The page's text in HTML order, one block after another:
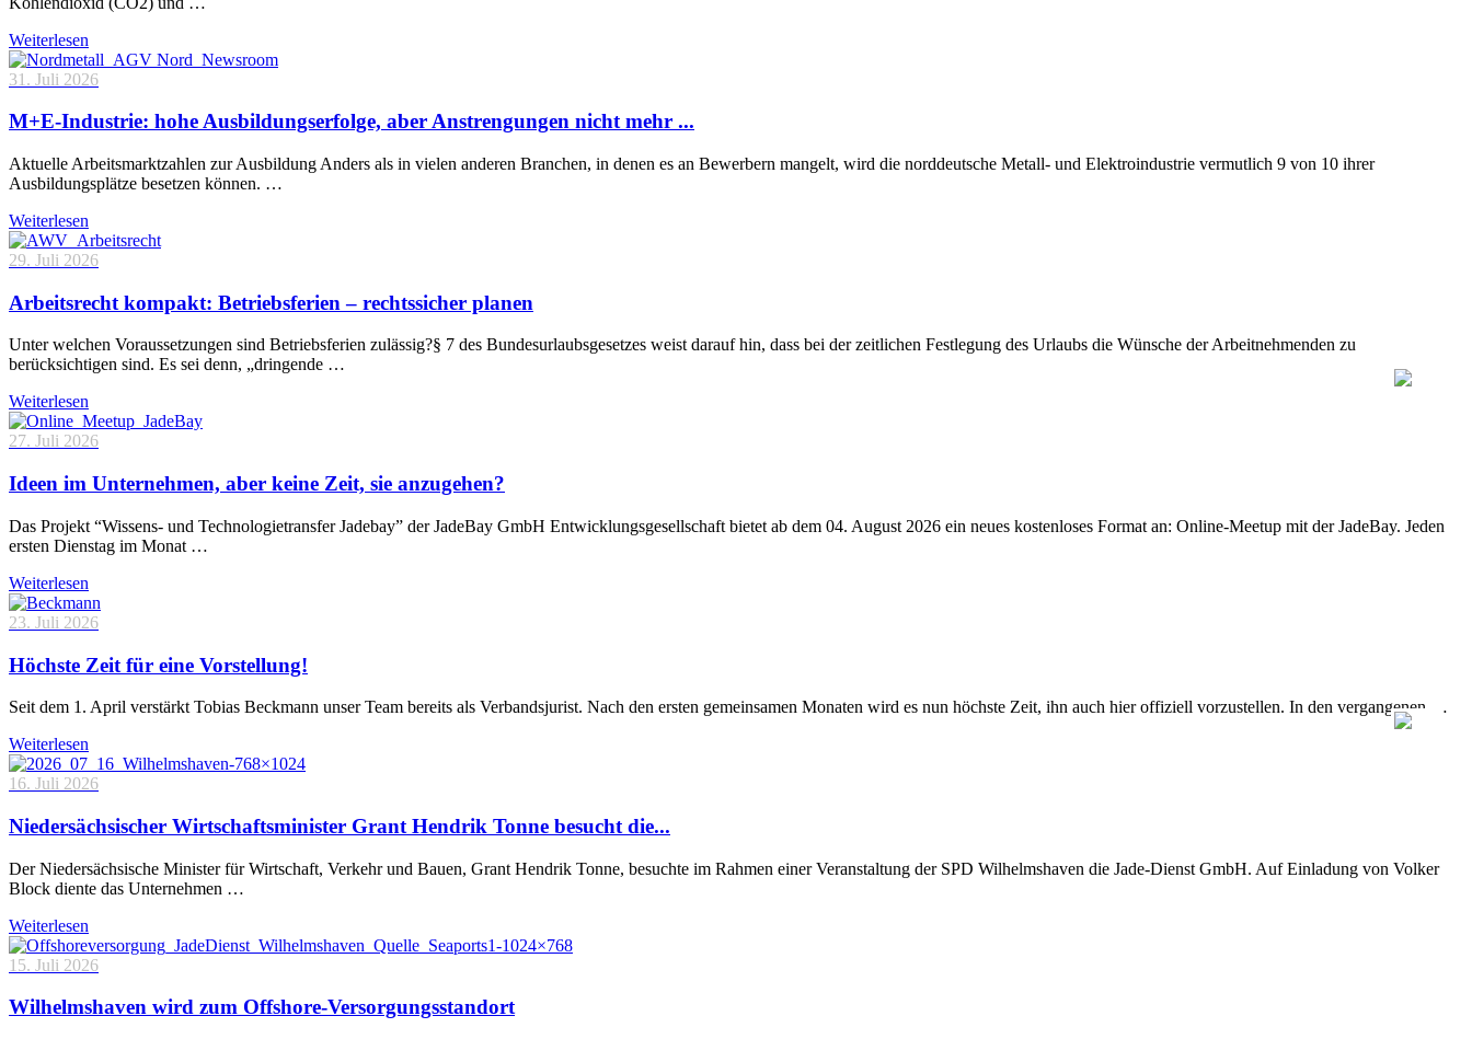
Weiterlesen
31. Juli 2026
M+E-Industrie: hohe Ausbildungserfolge, aber Anstrengungen nicht mehr ...
Aktuelle Arbeitsmarktzahlen zur Ausbildung Anders als in vielen anderen Branchen, in denen es an Bewerbern mangelt, wird die norddeutsche Metall- und Elektroindustrie vermutlich 9 von 10 ihrer
Ausbildungsplätze besetzen können. …
Weiterlesen
29. Juli 2026
Arbeitsrecht kompakt: Betriebsferien – rechtssicher planen
Unter welchen Voraussetzungen sind Betriebsferien zulässig?§ 7 des Bundesurlaubsgesetzes weist darauf hin, dass bei der zeitlichen Festlegung des Urlaubs die Wünsche der Arbeitnehmenden zu
berücksichtigen sind. Es sei denn, „dringende …
Weiterlesen
27. Juli 2026
Ideen im Unternehmen, aber keine Zeit, sie anzugehen?
Das Projekt “Wissens- und Technologietransfer Jadebay” der JadeBay GmbH Entwicklungsgesellschaft bietet ab dem 04. August 2026 ein neues kostenloses Format an: Online-Meetup mit der JadeBay. Jeden
ersten Dienstag im Monat …
Weiterlesen
23. Juli 2026
Höchste Zeit für eine Vorstellung!
Seit dem 1. April verstärkt Tobias Beckmann unser Team bereits als Verbandsjurist. Nach den ersten gemeinsamen Monaten wird es nun höchste Zeit, ihn auch hier offiziell vorzustellen. In den vergangenen …
Weiterlesen
16. Juli 2026
Niedersächsischer Wirtschaftsminister Grant Hendrik Tonne besucht die...
Der Niedersächsische Minister für Wirtschaft, Verkehr und Bauen, Grant Hendrik Tonne, besuchte im Rahmen einer Veranstaltung der SPD Wilhelmshaven die Jade-Dienst GmbH. Auf Einladung von Volker
Block diente das Unternehmen …
Weiterlesen
15. Juli 2026
Wilhelmshaven wird zum Offshore-Versorgungsstandort